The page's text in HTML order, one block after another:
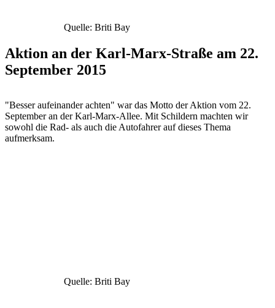
Quelle: Briti Bay
Aktion an der Karl-Marx-Straße am 22.
September 2015
"Besser aufeinander achten" war das Motto der Aktion vom 22.
September an der Karl-Marx-Allee. Mit Schildern machten wir
sowohl die Rad- als auch die Autofahrer auf dieses Thema
aufmerksam.
Quelle: Briti Bay